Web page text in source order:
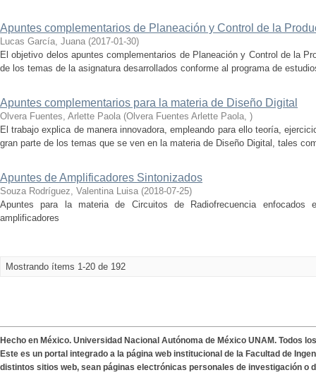
Apuntes complementarios de Planeación y Control de la
Lucas García, Juana (2017-01-30)
El objetivo delos apuntes complementarios de Planeación y Control de la
de los temas de la asignatura desarrollados conforme al programa de
Apuntes complementarios para la materia de Diseño Digital
Olvera Fuentes, Arlette Paola (Olvera Fuentes Arlette Paola, )
El trabajo explica de manera innovadora, empleando para ello teoría,
gran parte de los temas que se ven en la materia de Diseño Digital, tales
Apuntes de Amplificadores Sintonizados
Souza Rodríguez, Valentina Luisa (2018-07-25)
Apuntes para la materia de Circuitos de Radiofrecuencia
amplificadores
Mostrando ítems 1-20 de 192
Hecho en México. Universidad Nacional Autónoma de México UNAM. Todos
Este es un portal integrado a la página web institucional de la Facultad de
distintos sitios web, sean páginas electrónicas personales de investigación o